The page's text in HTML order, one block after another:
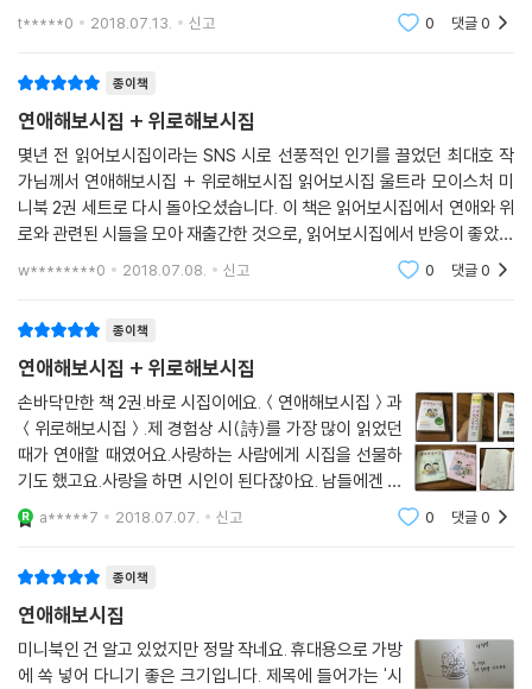
요 책을 펼치면 속닥 속닥 속삭이듯 내용들이 간결하면서
t*****0 2018.07.13. 신고 0 댓글0
종이책
연애해보시집 + 위로해보시집
몇년 전 읽어보시집이라는 SNS 시로 선풍적인 인기를 끌었던 최대호 작
가님께서 연애해보시집 + 위로해보시집 읽어보시집 울트라 모이스처 미
니북 2권 세트로 다시 돌아오셨습니다. 이 책은 읽어보시집에서 연애와 위
로와 관련된 시들을 모아 재출간한 것으로, 읽어보시집에서 반응이 좋았던
명시들과 더불어 새롭게 쓰여진 신작 시들도 포함되어 있습니다. 울트라
w********0 2018.07.08. 신고 0 댓글0
종이책
연애해보시집 + 위로해보시집
손바닥만한 책 2권.바로 시집이에요.＜연애해보시집＞과
＜위로해보시집＞.제 경험상 시(詩)를 가장 많이 읽었던
때가 연애할 때였어요.사랑하는 사람에게 시집을 선물하
기도 했고요.사랑을 하면 시인이 된다잖아요. 남들에겐 유
치해 보여도, 자꾸만 오글거리는 말을 하고 감성 터지는
글을 쓰게 돼요.최대호님의 글과 최고은님의 그림을 보니,
a*****7 2018.07.07. 신고 0 댓글0
종이책
연애해보시집
미니북인 건 알고 있었지만 정말 작네요. 휴대용으로 가방
에 쏙 넣어 다니기 좋은 크기입니다. 제목에 들어가는 '시